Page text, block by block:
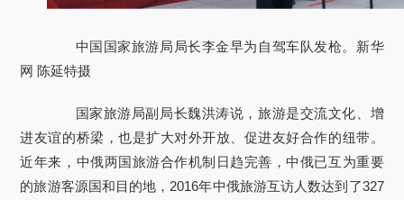
中国国家旅游局局长李金早为自驾车队发枪。新华
网 陈延特摄
国家旅游局副局长魏洪涛说，旅游是交流文化、增
进友谊的桥梁，也是扩大对外开放、促进友好合作的纽带。
近年来，中俄两国旅游合作机制日趋完善，中俄已互为重要
的旅游客源国和目的地，2016年中俄旅游互访人数达到了327